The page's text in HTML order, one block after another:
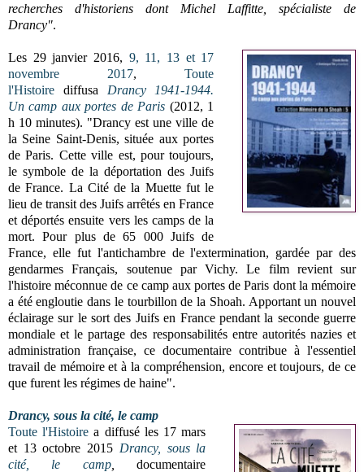
recherches d'historiens dont Michel Laffitte, spécialiste de
Drancy".
Les 29 janvier 2016, 9, 11, 13 et 17
novembre 2017,Toute
l'Histoire diffusa Drancy 1941-1944.
Un camp aux portes de Paris (2012, 1
h 10 minutes). "Drancy est une ville de
la Seine Saint-Denis, située aux portes
de Paris. Cette ville est, pour toujours,
le symbole de la déportation des Juifs
de France. La Cité de la Muette fut le
lieu de transit des Juifs arrêtés en France
et déportés ensuite vers les camps de la
mort. Pour plus de 65 000 Juifs de
France, elle fut l'antichambre de l'extermination, gardée par des
gendarmes Français, soutenue par Vichy. Le film revient sur
l'histoire méconnue de ce camp aux portes de Paris dont la mémoire
a été engloutie dans le tourbillon de la Shoah. Apportant un nouvel
éclairage sur le sort des Juifs en France pendant la seconde guerre
mondiale et le partage des responsabilités entre autorités nazies et
administration française, ce documentaire contribue à l'essentiel
travail de mémoire et à la compréhension, encore et toujours, de ce
que furent les régimes de haine".
Drancy, sous la cité, le camp
Toute l'Histoire a diffusé les 17 mars
et 13 octobre 2015 Drancy, sous la
cité, le camp,documentaire